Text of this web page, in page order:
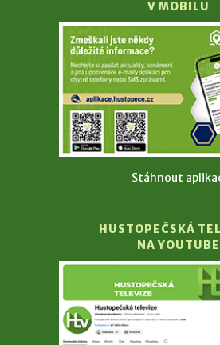
V MOBILU
Stáhnout
HUSTOPEČSKÁ
NA YOUTUBE